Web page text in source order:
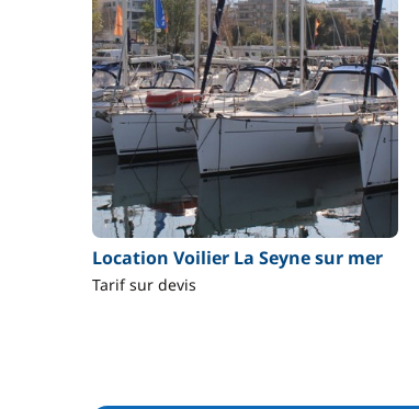
Location Voilier La Seyne sur mer
Tarif sur devis